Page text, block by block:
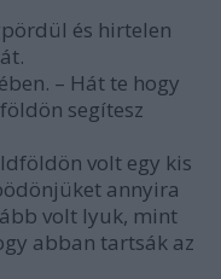
és hirtelen
– Hát te hogy
segítesz
volt egy kis
annyira
volt lyuk, mint
abban tartsák az